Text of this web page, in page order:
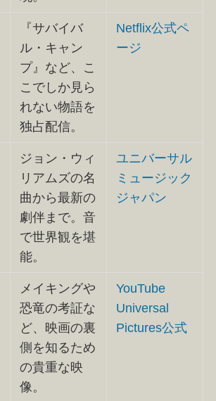
『サバイバ
ル・キャン
プ』など、こ
こでしか見ら
れない物語を
独占配信。
Netflix公式ペ
ージ
ジョン・ウィ
リアムズの名
曲から最新の
劇伴まで。音
で世界観を堪
能。
ユニバーサル
ミュージック
ジャパン
メイキングや
恐竜の考証な
ど、映画の裏
側を知るため
の貴重な映
像。
YouTube
Universal
Pictures公式